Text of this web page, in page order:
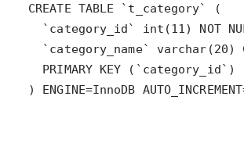
) ENGINE=InnoDB